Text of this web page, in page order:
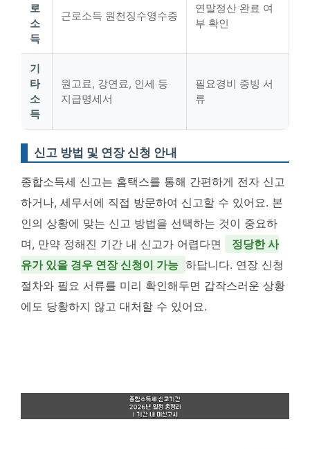
로
소
득
근로소득 원천징수영수증
연말정산 완료 여
부 확인
기
타
소
득
원고료, 강연료, 인세 등
지급명세서
필요경비 증빙 서
류
신고 방법 및 연장 신청 안내
종합소득세 신고는 홈택스를 통해 간편하게 전자 신고
하거나, 세무서에 직접 방문하여 신고할 수 있어요. 본
인의 상황에 맞는 신고 방법을 선택하는 것이 중요하
며, 만약 정해진 기간 내 신고가 어렵다면
정당한 사
유가 있을 경우 연장 신청이 가능 하답니다. 연장 신청
절차와 필요 서류를 미리 확인해두면 갑작스러운 상황
에도 당황하지 않고 대처할 수 있어요.